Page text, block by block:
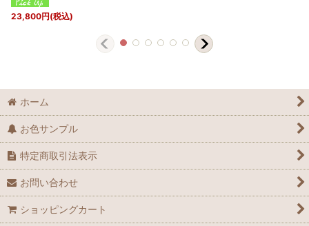
23,800円(税込)
ホーム
お色サンプル
特定商取引法表示
お問い合わせ
ショッピングカート